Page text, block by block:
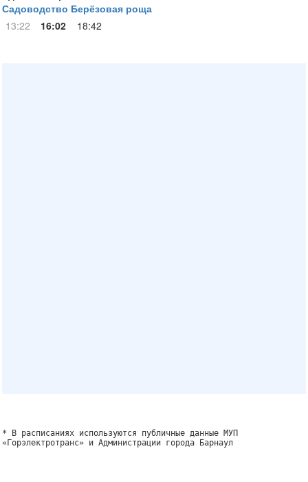
Садоводство Берёзовая роща
13:22
16:02 18:42
* В расписаниях используются публичные данные МУП
«Горэлектротранс» и Администрации города Барнаул